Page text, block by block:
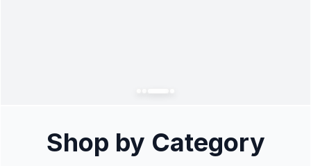
Shop by Category